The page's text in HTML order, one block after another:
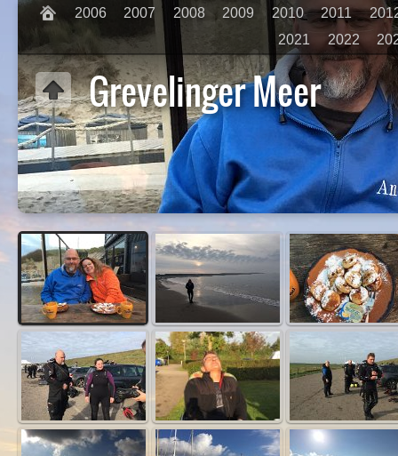
2006 2007 2008 2009 2010 2011
2021
2022
Grevelinger Meer